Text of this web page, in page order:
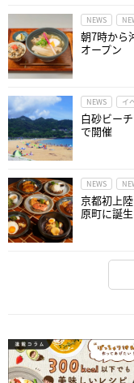
NEWS
朝7時から
オープン
NEWS イ
白砂ビー
で開催
NEWS
京都初上
原町に誕生